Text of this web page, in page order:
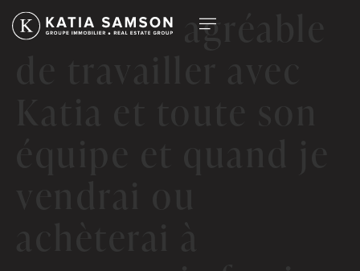
Il est très agréable